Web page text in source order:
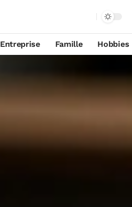
Entreprise Famille Hobbies